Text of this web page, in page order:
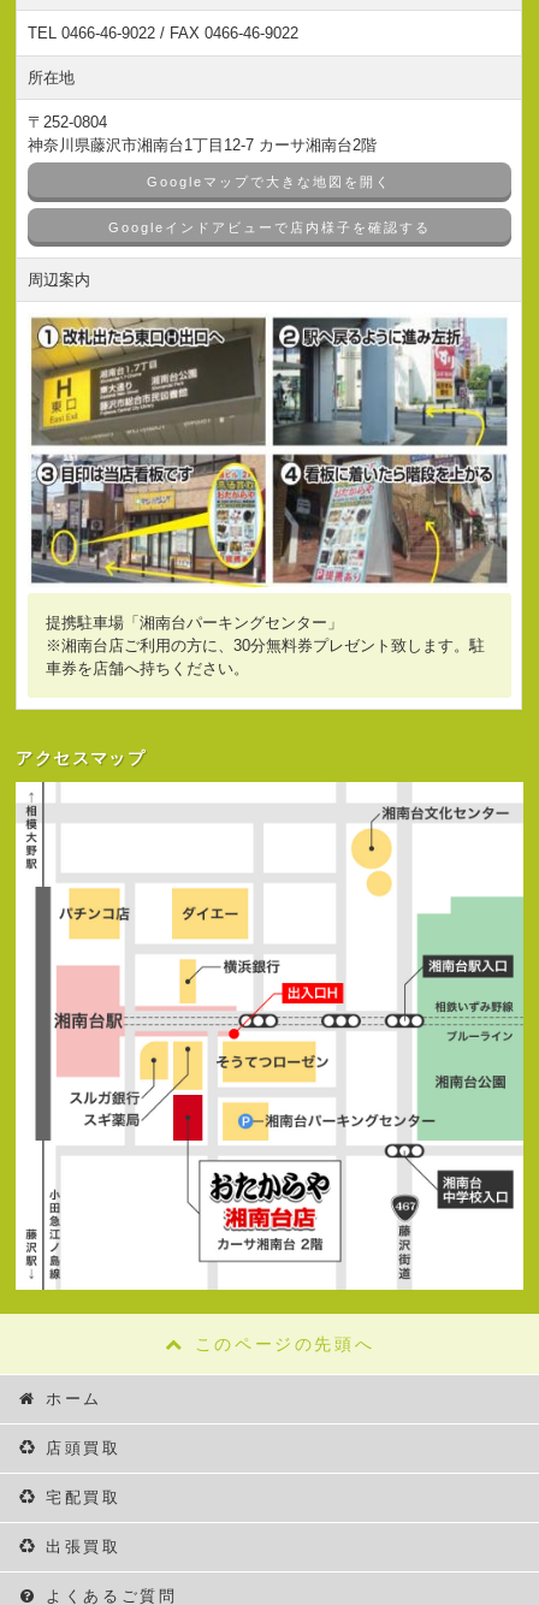
TEL 0466-46-9022 / FAX 0466-46-9022
所在地
〒252-0804
神奈川県藤沢市湘南台1丁目12-7 カーサ湘南台2階
Googleマップで大きな地図を開く
Googleインドアビューで店内様子を確認する
周辺案内
提携駐車場「湘南台パーキングセンター」
※湘南台店ご利用の方に、30分無料券プレゼント致します。駐
車券を店舗へ持ちください。
アクセスマップ
このページの先頭へ
ホーム
店頭買取
宅配買取
出張買取
よくあるご質問